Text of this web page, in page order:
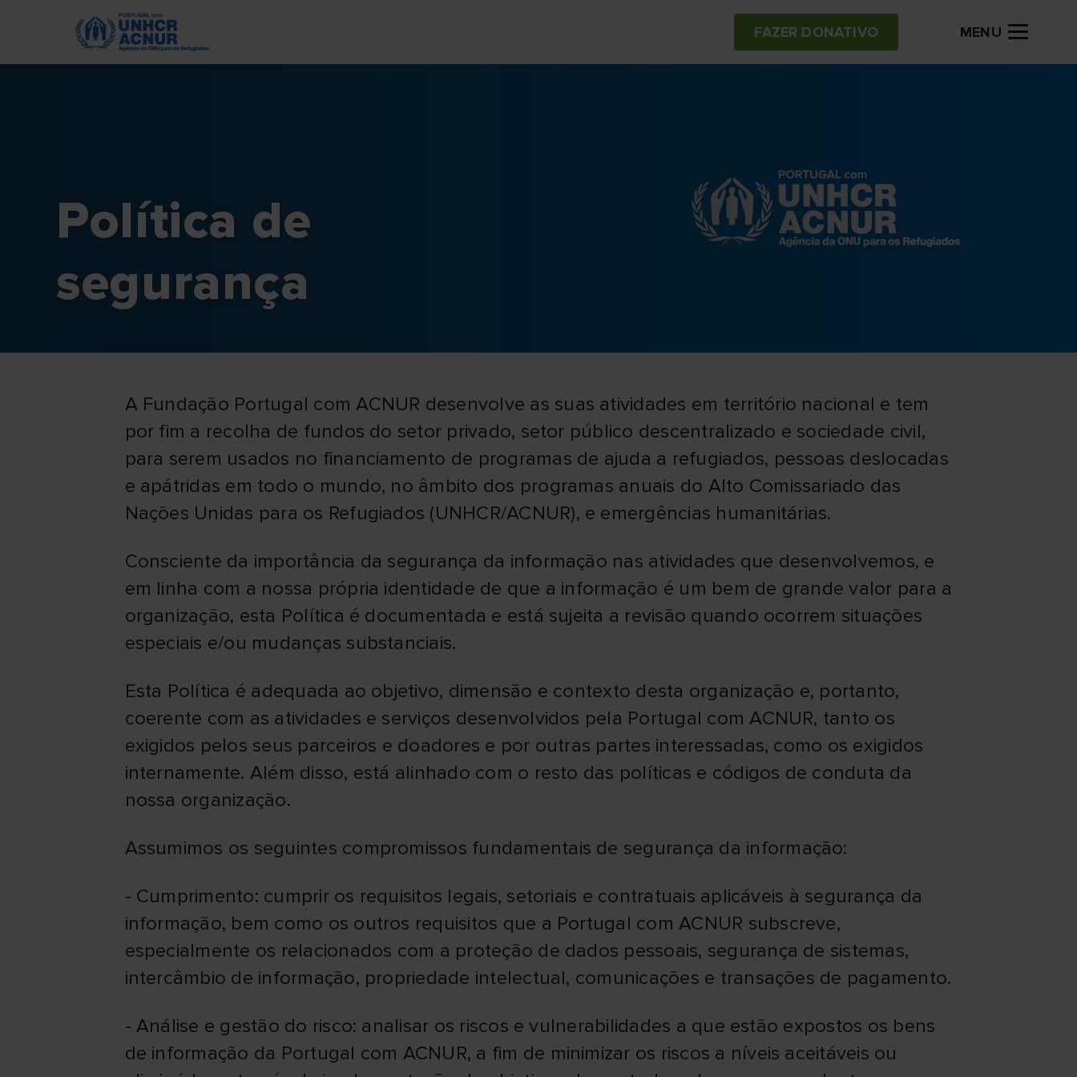
FAZER DONATIVO MENU
Política de
segurança
A Fundação Portugal com ACNUR desenvolve as suas atividades em território nacional e tem
por fim a recolha de fundos do setor privado, setor público descentralizado e sociedade civil,
para serem usados no financiamento de programas de ajuda a refugiados, pessoas deslocadas
e apátridas em todo o mundo, no âmbito dos programas anuais do Alto Comissariado das
Nações Unidas para os Refugiados (UNHCR/ACNUR), e emergências humanitárias.
Consciente da importância da segurança da informação nas atividades que desenvolvemos, e
em linha com a nossa própria identidade de que a informação é um bem de grande valor para a
organização, esta Política é documentada e está sujeita a revisão quando ocorrem situações
especiais e/ou mudanças substanciais.
Esta Política é adequada ao objetivo, dimensão e contexto desta organização e, portanto,
coerente com as atividades e serviços desenvolvidos pela Portugal com ACNUR, tanto os
exigidos pelos seus parceiros e doadores e por outras partes interessadas, como os exigidos
internamente. Além disso, está alinhado com o resto das políticas e códigos de conduta da
nossa organização.
Assumimos os seguintes compromissos fundamentais de segurança da informação:
- Cumprimento: cumprir os requisitos legais, setoriais e contratuais aplicáveis à segurança da
informação, bem como os outros requisitos que a Portugal com ACNUR subscreve,
especialmente os relacionados com a proteção de dados pessoais, segurança de sistemas,
intercâmbio de informação, propriedade intelectual, comunicações e transações de pagamento.
- Análise e gestão do risco: analisar os riscos e vulnerabilidades a que estão expostos os bens
de informação da Portugal com ACNUR, a fim de minimizar os riscos a níveis aceitáveis ou